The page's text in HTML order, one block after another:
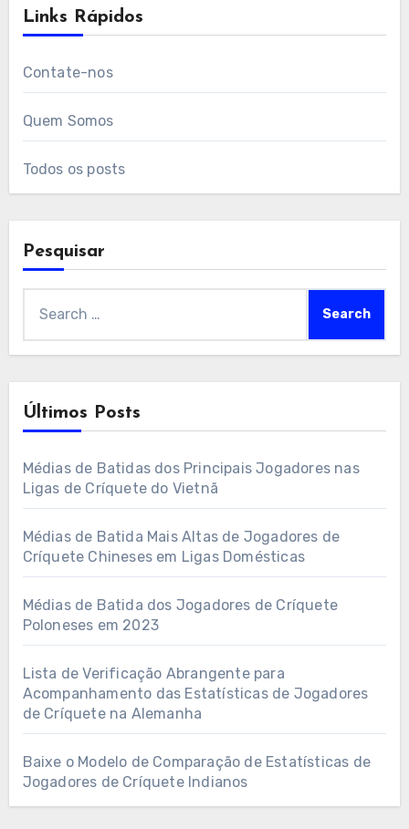
Links Rápidos
Contate-nos
Quem Somos
Todos os posts
Pesquisar
for:
Últimos Posts
Médias de Batidas dos Principais Jogadores nas
Ligas de Críquete do Vietnã
Médias de Batida Mais Altas de Jogadores de
Críquete Chineses em Ligas Domésticas
Médias de Batida dos Jogadores de Críquete
Poloneses em 2023
Lista de Verificação Abrangente para
Acompanhamento das Estatísticas de Jogadores
de Críquete na Alemanha
Baixe o Modelo de Comparação de Estatísticas de
Jogadores de Críquete Indianos